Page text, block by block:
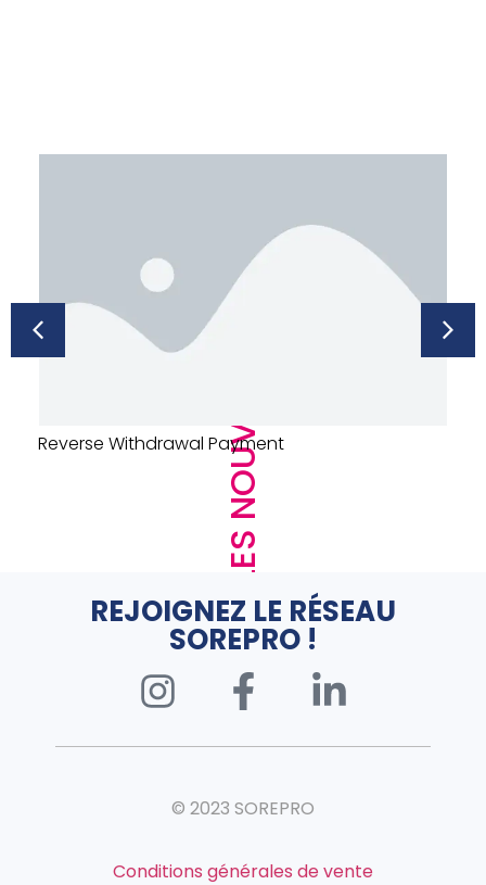
LES NOUVEAUTÉS
Payment
REJOIGNEZ LE RÉSEAU
SOREPRO !
© 2023 SOREPRO
Conditions générales de vente